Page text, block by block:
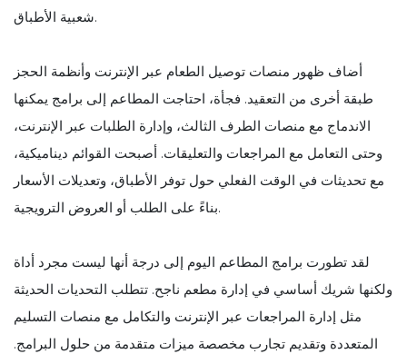
شعبية الأطباق.
أضاف ظهور منصات توصيل الطعام عبر الإنترنت وأنظمة الحجز
طبقة أخرى من التعقيد. فجأة، احتاجت المطاعم إلى برامج يمكنها
الاندماج مع منصات الطرف الثالث، وإدارة الطلبات عبر الإنترنت،
وحتى التعامل مع المراجعات والتعليقات. أصبحت القوائم ديناميكية،
مع تحديثات في الوقت الفعلي حول توفر الأطباق، وتعديلات الأسعار
بناءً على الطلب أو العروض الترويجية.
لقد تطورت برامج المطاعم اليوم إلى درجة أنها ليست مجرد أداة
ولكنها شريك أساسي في إدارة مطعم ناجح. تتطلب التحديات الحديثة
مثل إدارة المراجعات عبر الإنترنت والتكامل مع منصات التسليم
المتعددة وتقديم تجارب مخصصة ميزات متقدمة من حلول البرامج.